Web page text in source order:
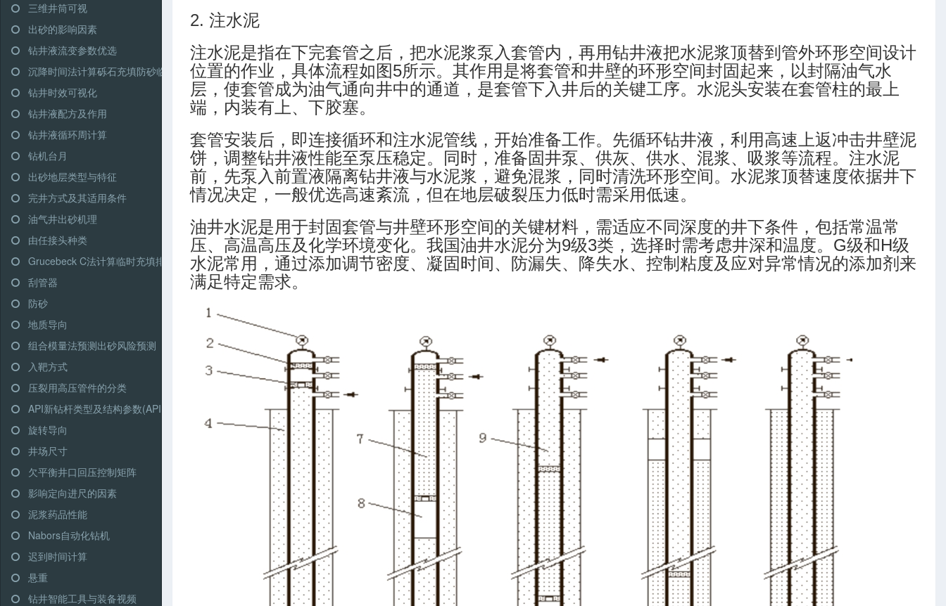
三维井筒可视
出砂的影响因素
钻井液流变参数优选
沉降时间法计算砾石充填防砂临界充填排量
钻井时效可视化
钻井液配方及作用
钻井液循环周计算
钻机台月
出砂地层类型与特征
完井方式及其适用条件
油气井出砂机理
由任接头种类
Grucebeck C法计算临时充填排量
刮管器
防砂
地质导向
组合模量法预测出砂风险预测
入靶方式
压裂用高压管件的分类
API新钻杆类型及结构参数(API RP 7G)
旋转导向
井场尺寸
欠平衡井口回压控制矩阵
影响定向进尺的因素
泥浆药品性能
Nabors自动化钻机
迟到时间计算
悬重
钻井智能工具与装备视频
2. 注水泥
注水泥是指在下完套管之后，把水泥浆泵入套管内，再用钻井液把水泥浆顶替到管外环形空间设计
位置的作业，具体流程如图5所示。其作用是将套管和井壁的环形空间封固起来，以封隔油气水
层，使套管成为油气通向井中的通道，是套管下入井后的关键工序。水泥头安装在套管柱的最上
端，内装有上、下胶塞。
套管安装后，即连接循环和注水泥管线，开始准备工作。先循环钻井液，利用高速上返冲击井壁泥
饼，调整钻井液性能至泵压稳定。同时，准备固井泵、供灰、供水、混浆、吸浆等流程。注水泥
前，先泵入前置液隔离钻井液与水泥浆，避免混浆，同时清洗环形空间。水泥浆顶替速度依据井下
情况决定，一般优选高速紊流，但在地层破裂压力低时需采用低速。
油井水泥是用于封固套管与井壁环形空间的关键材料，需适应不同深度的井下条件，包括常温常
压、高温高压及化学环境变化。我国油井水泥分为9级3类，选择时需考虑井深和温度。G级和H级
水泥常用，通过添加调节密度、凝固时间、防漏失、降失水、控制粘度及应对异常情况的添加剂来
满足特定需求。